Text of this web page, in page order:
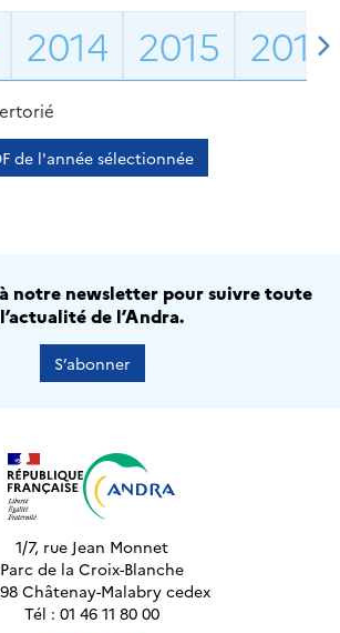
2014 2015 2016
de l'année sélectionnée
notre newsletter pour suivre toute
l’actualité de l’Andra.
S’abonner
1/7, rue Jean Monnet
Parc de la Croix-Blanche
Châtenay-Malabry cedex
Tél : 01 46 11 80 00